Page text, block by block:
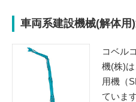
車両系建設機械(解体用
コベル
機(株)
用機（
ています